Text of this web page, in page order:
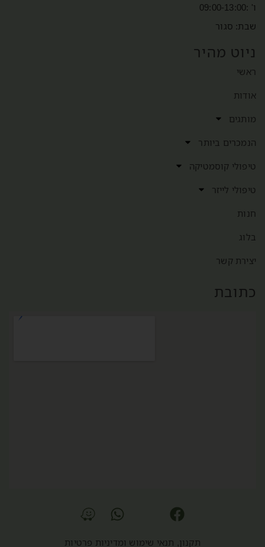
ו' :09:00-13:00
שבת: סגור
ניוט מהיר
ראשי
אודות
מותגים
הנמכרים ביותר
טיפולי קוסמטיקה
טיפולי לייזר
חנות
בלוג
יצירת קשר
כתובת
תקנון, תנאי שימוש ומדיניות פרטיות